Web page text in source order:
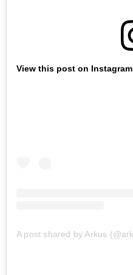
View this post on Instagram
A post shared by Arkus